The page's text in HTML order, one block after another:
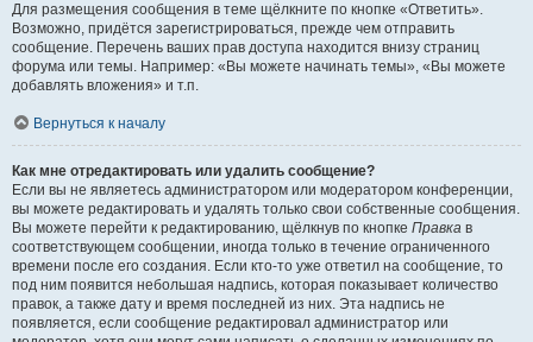
Для размещения сообщения в теме щёлкните по кнопке «Ответить».
Возможно, придётся зарегистрироваться, прежде чем отправить
сообщение. Перечень ваших прав доступа находится внизу страниц
форума или темы. Например: «Вы можете начинать темы», «Вы можете
добавлять вложения» и т.п.
Вернуться к началу
Как мне отредактировать или удалить сообщение?
Если вы не являетесь администратором или модератором конференции,
вы можете редактировать и удалять только свои собственные сообщения.
Вы можете перейти к редактированию, щёлкнув по кнопке Правка в
соответствующем сообщении, иногда только в течение ограниченного
времени после его создания. Если кто-то уже ответил на сообщение, то
под ним появится небольшая надпись, которая показывает количество
правок, а также дату и время последней из них. Эта надпись не
появляется, если сообщение редактировал администратор или